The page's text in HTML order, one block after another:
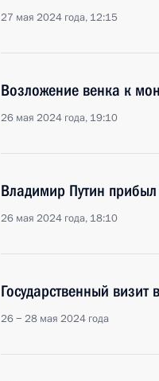
27 мая 2024 года, 12:15
Возложение венка к
26 мая 2024 года, 19:10
Владимир Путин
26 мая 2024 года, 18:10
Государственный визит
26 − 28 мая 2024 года